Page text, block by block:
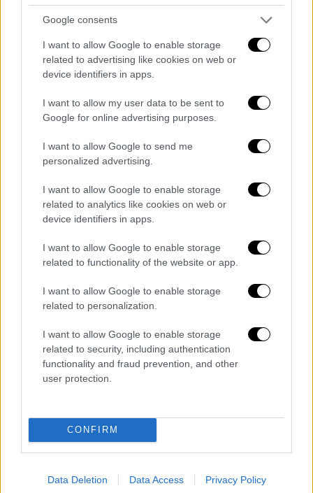
Google consents
I want to allow Google to enable storage
related to advertising like cookies on web or
device identifiers in apps.
I want to allow my user data to be sent to
Google for online advertising purposes.
I want to allow Google to send me
personalized advertising.
I want to allow Google to enable storage
related to analytics like cookies on web or
device identifiers in apps.
I want to allow Google to enable storage
related to functionality of the website or app.
I want to allow Google to enable storage
related to personalization.
I want to allow Google to enable storage
related to security, including authentication
functionality and fraud prevention, and other
user protection.
CONFIRM
Data Deletion Data Access Privacy Policy
Κόσμος|24.05.2026 14:23
Κλινική στην Τουρκία σε βάζει στο
χειρουργείο και σε ψηλώνει με 20.000
ευρώ
στην Κωνσταντινούπολη αγνοώντας
προειδοποιήσεις «για μια επέμβαση με
μεγάλο ρίσκο»